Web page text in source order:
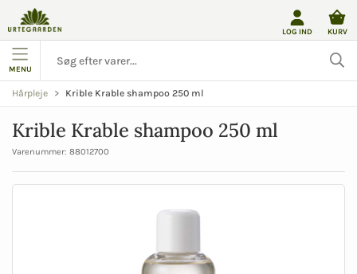
LOG IND KURV
MENU
Hårpleje Krible Krable shampoo 250 ml
Krible Krable shampoo 250 ml
Varenummer: 88012700